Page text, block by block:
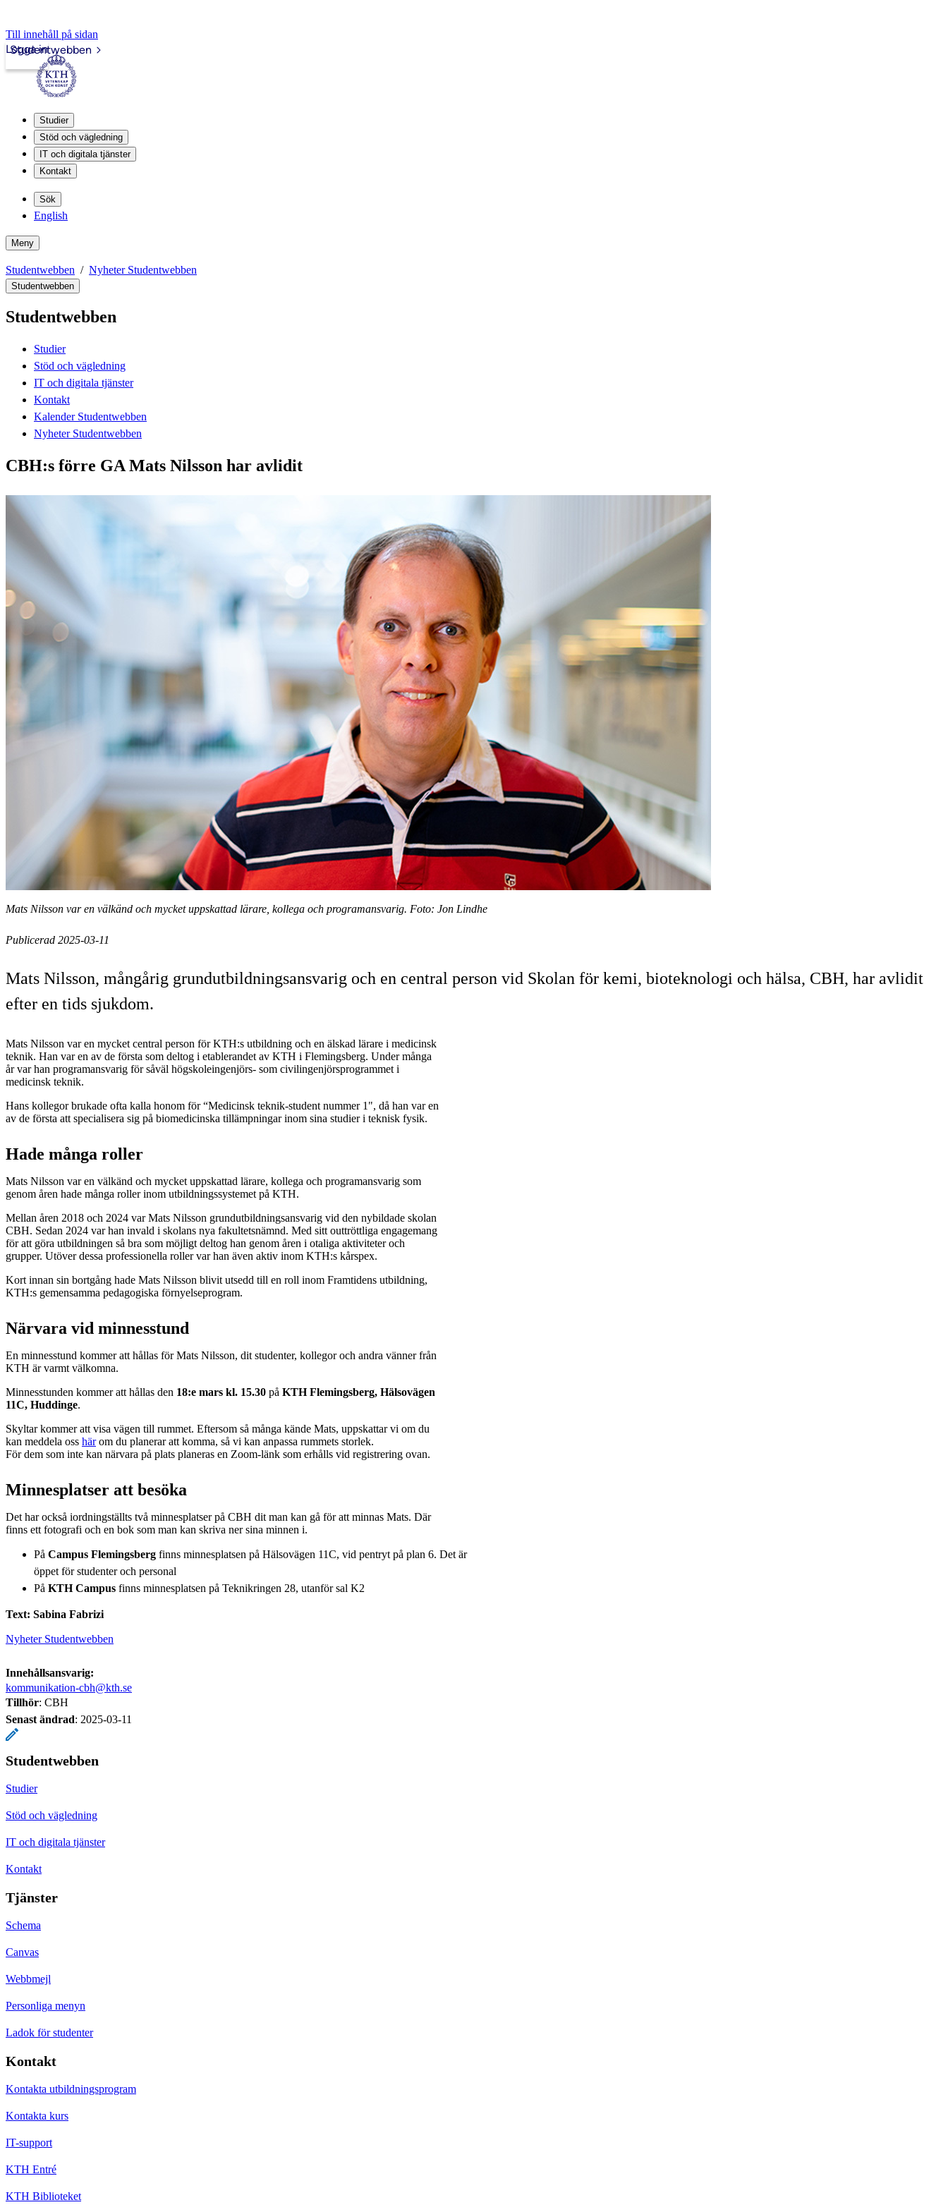
Till innehåll på sidan
Studentwebben
Logga in
Studier
Stöd och vägledning
IT och digitala tjänster
Kontakt
Sök
English
Meny
Studentwebben Nyheter Studentwebben
Studentwebben
Studentwebben
Studier
Stöd och vägledning
IT och digitala tjänster
Kontakt
Kalender Studentwebben
Nyheter Studentwebben
CBH:s förre GA Mats Nilsson har avlidit
Mats Nilsson var en välkänd och mycket uppskattad lärare, kollega och programansvarig. Foto: Jon Lindhe
Publicerad 2025-03-11
Mats Nilsson, mångårig grundutbildningsansvarig och en central person vid Skolan för kemi, bioteknologi och hälsa, CBH, har avlidit
efter en tids sjukdom.
Mats Nilsson var en mycket central person för KTH:s utbildning och en älskad lärare i medicinsk
teknik. Han var en av de första som deltog i etablerandet av KTH i Flemingsberg. Under många
år var han programansvarig för såväl högskoleingenjörs- som civilingenjörsprogrammet i
medicinsk teknik.
Hans kollegor brukade ofta kalla honom för “Medicinsk teknik-student nummer 1", då han var en
av de första att specialisera sig på biomedicinska tillämpningar inom sina studier i teknisk fysik.
Hade många roller
Mats Nilsson var en välkänd och mycket uppskattad lärare, kollega och programansvarig som
genom åren hade många roller inom utbildningssystemet på KTH.
Mellan åren 2018 och 2024 var Mats Nilsson grundutbildningsansvarig vid den nybildade skolan
CBH. Sedan 2024 var han invald i skolans nya fakultetsnämnd. Med sitt outtröttliga engagemang
för att göra utbildningen så bra som möjligt deltog han genom åren i otaliga aktiviteter och
grupper. Utöver dessa professionella roller var han även aktiv inom KTH:s kårspex.
Kort innan sin bortgång hade Mats Nilsson blivit utsedd till en roll inom Framtidens utbildning,
KTH:s gemensamma pedagogiska förnyelseprogram.
Närvara vid minnesstund
En minnesstund kommer att hållas för Mats Nilsson, dit studenter, kollegor och andra vänner från
KTH är varmt välkomna.
Minnesstunden kommer att hållas den 18:e mars kl. 15.30 på KTH Flemingsberg, Hälsovägen
11C, Huddinge.
Skyltar kommer att visa vägen till rummet. Eftersom så många kände Mats, uppskattar vi om du
kan meddela oss härom du planerar att komma, så vi kan anpassa rummets storlek.
För dem som inte kan närvara på plats planeras en Zoom-länk som erhålls vid registrering ovan.
Minnesplatser att besöka
Det har också iordningställts två minnesplatser på CBH dit man kan gå för att minnas Mats. Där
finns ett fotografi och en bok som man kan skriva ner sina minnen i.
På Campus Flemingsberg finns minnesplatsen på Hälsovägen 11C, vid pentryt på plan 6. Det är
öppet för studenter och personal
På KTH Campus finns minnesplatsen på Teknikringen 28, utanför sal K2
Text: Sabina Fabrizi
Nyheter Studentwebben
Innehållsansvarig:
kommunikation-cbh@kth.se
Tillhör: CBH
Senast ändrad: 2025-03-11
Studentwebben
Studier
Stöd och vägledning
IT och digitala tjänster
Kontakt
Tjänster
Schema
Canvas
Webbmejl
Personliga menyn
Ladok för studenter
Kontakt
Kontakta utbildningsprogram
Kontakta kurs
IT-support
KTH Entré
KTH Biblioteket